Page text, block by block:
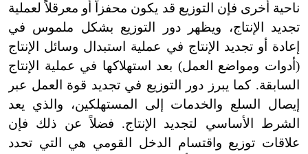
ناحية أخرى فإن التوزيع قد يكون محفزاً أو معرقلاً لعملية
تجديد الإنتاج، ويظهر دور التوزيع بشكل ملموس في
إعادة أو تجديد الإنتاج في عملية استبدال وسائل الإنتاج
(أدوات ومواضع العمل) بعد استهلاكها في عملية الإنتاج
السابقة. كما يبرز دور التوزيع في تجديد قوة العمل عبر
إيصال السلع والخدمات إلى المستهلكين، والذي يعد
الشرط الأساسي لتجديد الإنتاج. فضلاً عن ذلك فإن
علاقات توزيع واقتسام الدخل القومي هي التي تحدد